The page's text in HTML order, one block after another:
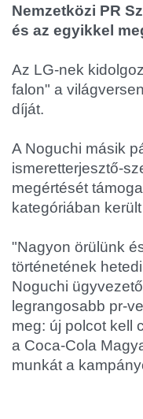
Nemzetközi PR
és az egyikkel
Az LG-nek
falon" a
díját.
A Noguchi másik
ismeretterjesztő-
megértését
kategóriában
"Nagyon örülünk
történetének
Noguchi
legrangosabb pr-
meg: új polcot kell
a Coca-Cola
munkát a